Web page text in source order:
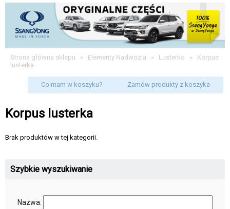
Strona główna sklepu » Elementy Nadwozia » Lusterko » Korpus
lusterka
Co mam w koszyku? Zamów produkty z koszyka
Korpus lusterka
Brak produktów w tej kategorii.
Szybkie wyszukiwanie
Nazwa: